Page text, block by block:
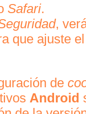
Safari.
,
que ajuste
de
Android